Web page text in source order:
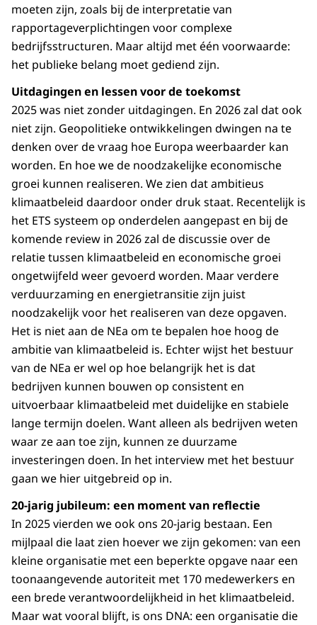
moeten zijn, zoals bij de interpretatie van
rapportageverplichtingen voor complexe
bedrijfsstructuren. Maar altijd met één voorwaarde:
het publieke belang moet gediend zijn.
Uitdagingen en lessen voor de toekomst
2025 was niet zonder uitdagingen. En 2026 zal dat ook
niet zijn. Geopolitieke ontwikkelingen dwingen na te
denken over de vraag hoe Europa weerbaarder kan
worden. En hoe we de noodzakelijke economische
groei kunnen realiseren. We zien dat ambitieus
klimaatbeleid daardoor onder druk staat. Recentelijk is
het ETS systeem op onderdelen aangepast en bij de
komende review in 2026 zal de discussie over de
relatie tussen klimaatbeleid en economische groei
ongetwijfeld weer gevoerd worden. Maar verdere
verduurzaming en energietransitie zijn juist
noodzakelijk voor het realiseren van deze opgaven.
Het is niet aan de NEa om te bepalen hoe hoog de
ambitie van klimaatbeleid is. Echter wijst het bestuur
van de NEa er wel op hoe belangrijk het is dat
bedrijven kunnen bouwen op consistent en
uitvoerbaar klimaatbeleid met duidelijke en stabiele
lange termijn doelen. Want alleen als bedrijven weten
waar ze aan toe zijn, kunnen ze duurzame
investeringen doen. In het interview met het bestuur
gaan we hier uitgebreid op in.
20-jarig jubileum: een moment van reflectie
In 2025 vierden we ook ons 20-jarig bestaan. Een
mijlpaal die laat zien hoever we zijn gekomen: van een
kleine organisatie met een beperkte opgave naar een
toonaangevende autoriteit met 170 medewerkers en
een brede verantwoordelijkheid in het klimaatbeleid.
Maar wat vooral blijft, is ons DNA: een organisatie die